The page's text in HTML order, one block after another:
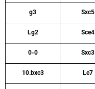
g3 Sxc5
Lg2 Sce4
0-0 Sxc3
10.bxc3 Le7